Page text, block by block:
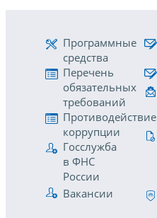
Программные
средства
Перечень
обязательных
требований
Противодействие
коррупции
Госслужба
в ФНС
России
Вакансии